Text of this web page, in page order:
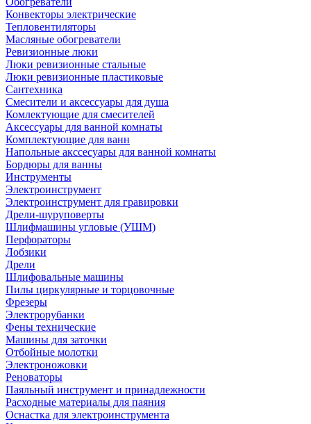
Конвекторы электрические
Тепловентиляторы
Масляные обогреватели
Ревизионные люки
Люки ревизионные стальные
Люки ревизионные пластиковые
Сантехника
Смесители и аксессуары для душа
Комлектующие для смесителей
Аксессуары для ванной комнаты
Комплектующие для ванн
Напольные акссесуары для ванной комнаты
Бордюры для ванны
Инструменты
Электроинструмент
Электроинструмент для гравировки
Дрели-шуруповерты
Шлифмашины угловые (УШМ)
Перфораторы
Лобзики
Дрели
Шлифовальные машины
Пилы циркулярные и торцовочные
Фрезеры
Электрорубанки
Фены технические
Машины для заточки
Отбойные молотки
Электроножовки
Реноваторы
Паяльный инструмент и принадлежности
Расходные материалы для паяния
Оснастка для электроинструмента